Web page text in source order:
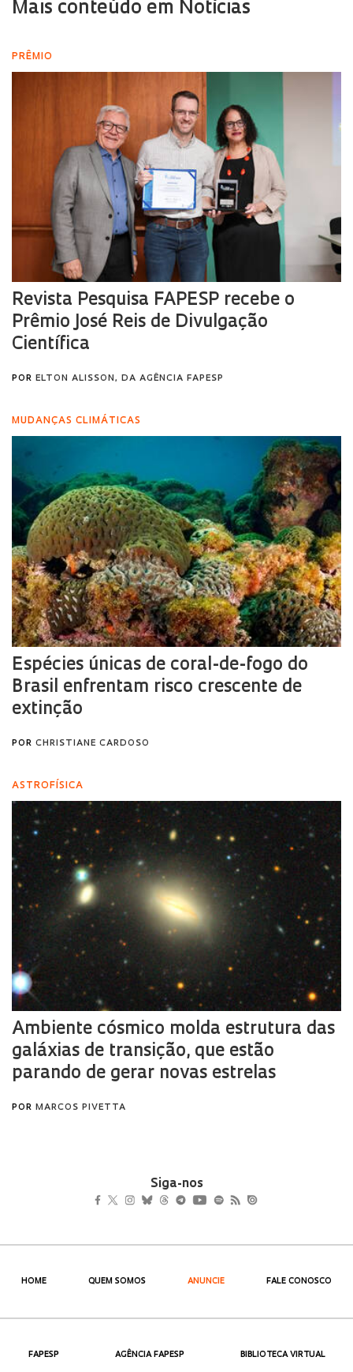
Siga-nos
HOME QUEM SOMOS ANUNCIE FALE CONOSCO
FAPESP AGÊNCIA FAPESP BIBLIOTECA VIRTUAL